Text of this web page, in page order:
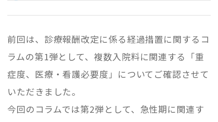
前回は、診療報酬改定に係る経過措置に関するコ
ラムの第1弾として、複数入院料に関連する「重
症度、医療・看護必要度」についてご確認させて
いただきました。
今回のコラムでは第2弾として、急性期に関連す